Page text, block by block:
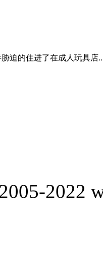
迫的住进了在成人玩具店
2022